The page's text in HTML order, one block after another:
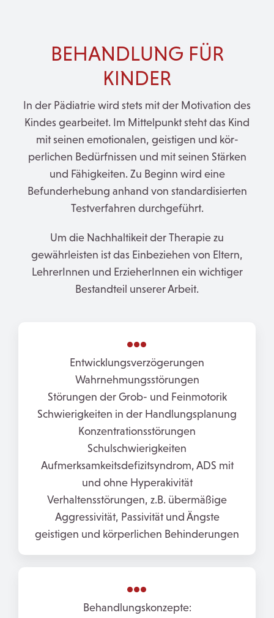
BEHANDLUNG FÜR
KINDER
In der Pädiatrie wird stets mit der Motivation des
Kindes gearbeitet. Im Mittelpunkt steht das Kind
mit seinen emotionalen, geistigen und kör­
perlichen Bedürfnissen und mit seinen Stärken
und Fähigkeiten. Zu Beginn wird eine
Befunderhebung anhand von standardisierten
Testverfahren durchgeführt.
Um die Nachhaltikeit der Therapie zu
gewährleisten ist das Einbeziehen von Eltern,
LehrerInnen und ErzieherInnen ein wichtiger
Bestandteil unserer Arbeit.
Entwicklungsverzögerungen
Wahrnehmungsstörungen
Störungen der Grob- und Feinmotorik
Schwierigkeiten in der Handlungsplanung
Konzentrationsstörungen
Schulschwierigkeiten
Aufmerksamkeitsdefizitsyndrom, ADS mit
und ohne Hyperakivität
Verhaltensstörungen, z.B. übermäßige
Aggressivität, Passivität und Ängste
geistigen und körperlichen Behinderungen
Behandlungskonzepte: